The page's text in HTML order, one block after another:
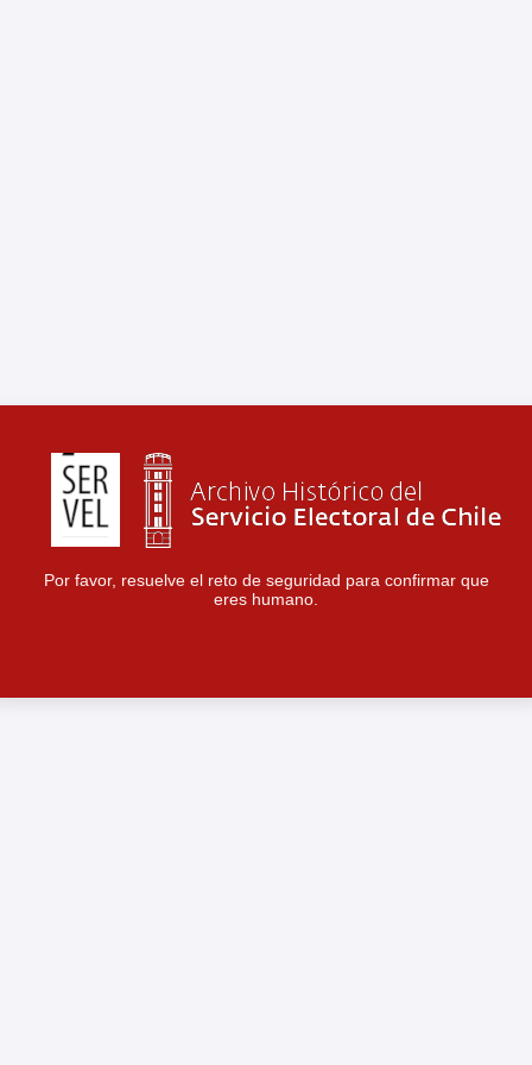
Por favor, resuelve el reto de seguridad para confirmar que
eres humano.